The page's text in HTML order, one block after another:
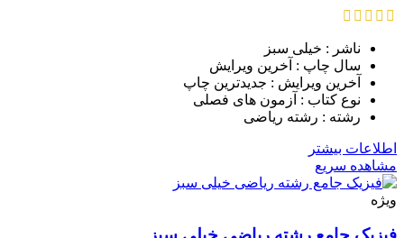
ناشر : خیلی سبز
سال چاپ : آخرین ویرایش
آخرین ویرایش : جدیدترین چاپ
نوع کتاب : آزمون های فصلی
رشته : رشته ریاضی
اطلاعات بیشتر
مشاهده سریع
ویژه